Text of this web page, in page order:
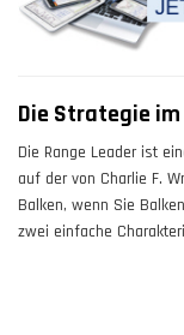
Die Strategie
Die Range Leader ist
auf der von Charlie F.
Balken, wenn Sie
zwei einfache